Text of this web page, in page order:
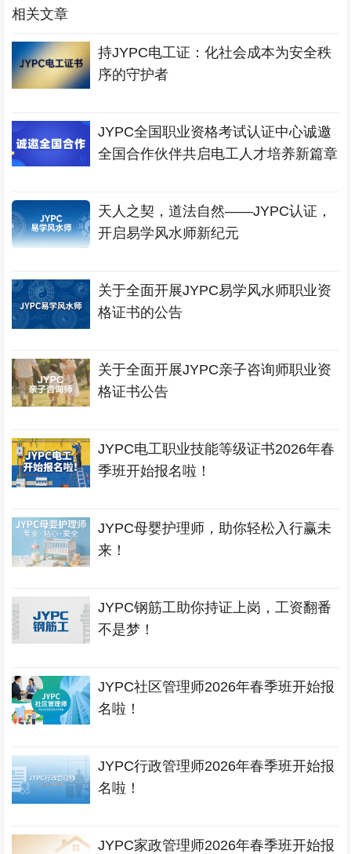
相关文章
持JYPC电工证：化社会成本为安全秩
序的守护者
JYPC全国职业资格考试认证中心诚邀
全国合作伙伴共启电工人才培养新篇章
天人之契，道法自然——JYPC认证，
开启易学风水师新纪元
关于全面开展JYPC易学风水师职业资
格证书的公告
关于全面开展JYPC亲子咨询师职业资
格证书公告
JYPC电工职业技能等级证书2026年春
季班开始报名啦！
JYPC母婴护理师，助你轻松入行赢未
来！
JYPC钢筋工助你持证上岗，工资翻番
不是梦！
JYPC社区管理师2026年春季班开始报
名啦！
JYPC行政管理师2026年春季班开始报
名啦！
JYPC家政管理师2026年春季班开始报